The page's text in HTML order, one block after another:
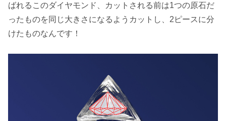
ばれるこのダイヤモンド、カットされる前は1つの原石だ
ったものを同じ大きさになるようカットし、2ピースに分
けたものなんです！